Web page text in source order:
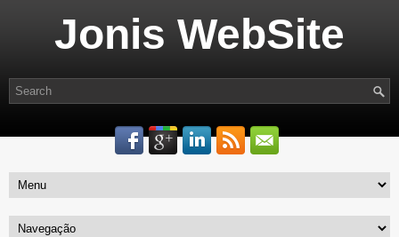
Jonis WebSite